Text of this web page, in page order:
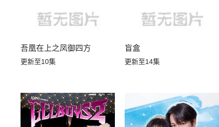
吾凰在上之凤御四方
更新至10集
盲盒
更新至14集